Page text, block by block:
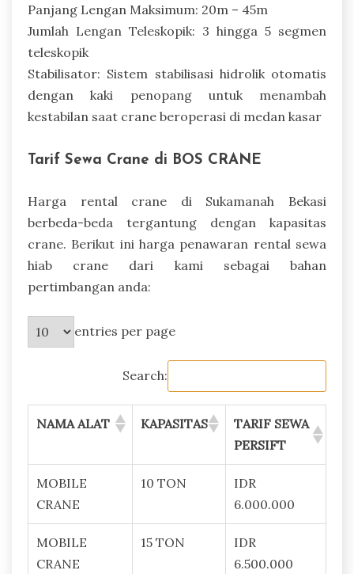
Panjang Lengan Maksimum: 20m – 45m
Jumlah Lengan Teleskopik: 3 hingga 5 segmen
teleskopik
Stabilisator: Sistem stabilisasi hidrolik otomatis
dengan kaki penopang untuk menambah
kestabilan saat crane beroperasi di medan kasar
Tarif Sewa Crane di BOS CRANE
Harga rental crane di Sukamanah Bekasi
berbeda-beda tergantung dengan kapasitas
crane. Berikut ini harga penawaran rental sewa
hiab crane dari kami sebagai bahan
pertimbangan anda:
entries per page
Search:
NAMA ALAT KAPASITAS
TARIF SEWA
PERSIFT
MOBILE
CRANE
10 TON
IDR
6.000.000
MOBILE
CRANE
15 TON
IDR
6.500.000